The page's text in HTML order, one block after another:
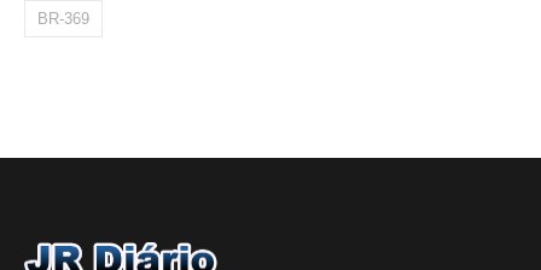
BR-369